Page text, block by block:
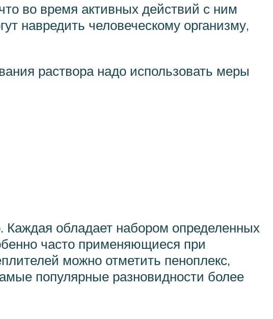
во время активных действий с ним
навредить человеческому организму,
раствора надо использовать меры
Каждая обладает набором определенных
часто применяющиеся при
можно отметить пеноплекс,
популярные разновидности более